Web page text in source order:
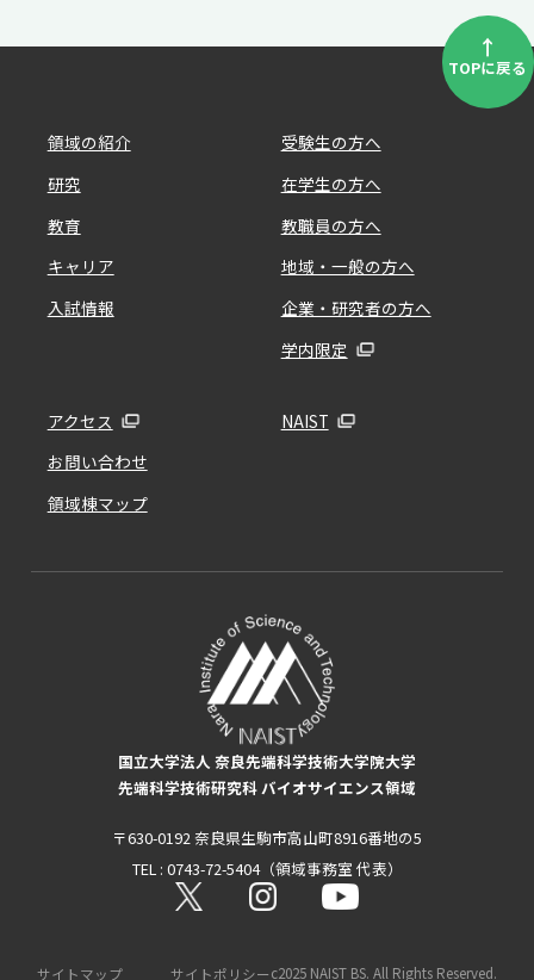
↑
TOPに戻る
領域の紹介
研究
教育
キャリア
入試情報
受験生の方へ
在学生の方へ
教職員の方へ
地域・一般の方へ
企業・研究者の方へ
学内限定
アクセス
お問い合わせ
領域棟マップ
NAIST
国立大学法人 奈良先端科学技術大学院大学
先端科学技術研究科 バイオサイエンス領域
〒630-0192 奈良県生駒市高山町8916番地の5
TEL : 0743-72-5404（領域事務室 代表）
サイトマップ サイトポリシーc2025 NAIST BS. All Rights Reserved.